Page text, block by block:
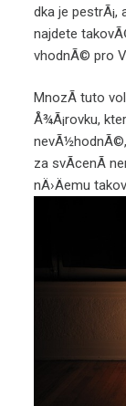
dka je
najdete
vhodnÃ© pro
MnozÃ­ tuto
Å¾Ã¡rovku,
za svÃ­cenÃ­
nÄ›Äemu